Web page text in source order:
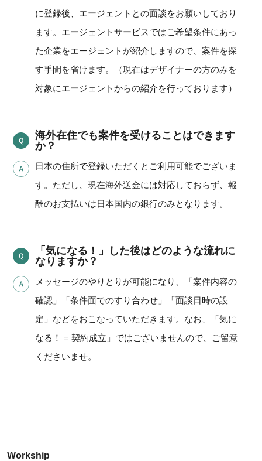
に登録後、エージェントとの面談をお願いしており
ます。エージェントサービスではご希望条件にあっ
た企業をエージェントが紹介しますので、案件を探
す手間を省けます。（現在はデザイナーの方のみを
対象にエージェントからの紹介を行っております）
海外在住でも案件を受けることはできます
か？
日本の住所で登録いただくとご利用可能でございま
す。ただし、現在海外送金には対応しておらず、報
酬のお支払いは日本国内の銀行のみとなります。
「気になる！」した後はどのような流れに
なりますか？
メッセージのやりとりが可能になり、「案件内容の
確認」「条件面でのすり合わせ」「面談日時の設
定」などをおこなっていただきます。なお、「気に
なる！ = 契約成立」ではございませんので、ご留意
くださいませ。
Workship